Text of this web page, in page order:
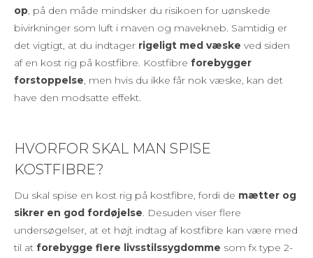
op, på den måde mindsker du risikoen for uønskede
bivirkninger som luft i maven og mavekneb. Samtidig er
det vigtigt, at du indtager rigeligt med væske ved siden
af en kost rig på kostfibre. Kostfibre forebygger
forstoppelse, men hvis du ikke får nok væske, kan det
have den modsatte effekt.
HVORFOR SKAL MAN SPISE
KOSTFIBRE?
Du skal spise en kost rig på kostfibre, fordi de mætter og
sikrer en god fordøjelse. Desuden viser flere
undersøgelser, at et højt indtag af kostfibre kan være med
til at forebygge flere livsstilssygdomme som fx type 2-